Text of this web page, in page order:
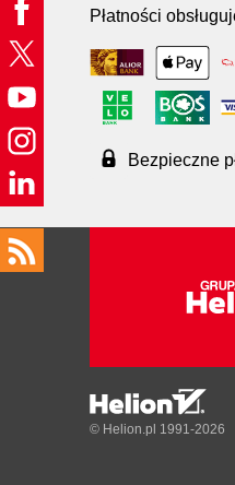
Płatności
Bezpieczne
© Helion.pl 1991-2026